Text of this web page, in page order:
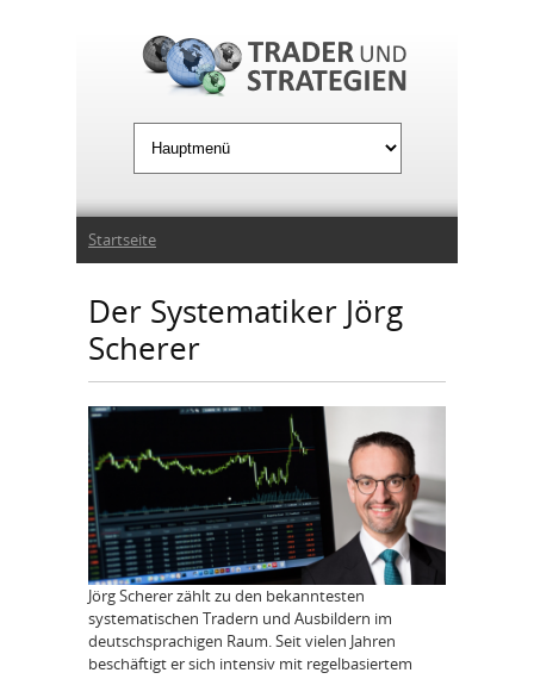
Sie sind hier
Startseite
Der Systematiker Jörg
Scherer
Jörg Scherer zählt zu den bekanntesten
systematischen Tradern und Ausbildern im
deutschsprachigen Raum. Seit vielen Jahren
beschäftigt er sich intensiv mit regelbasiertem